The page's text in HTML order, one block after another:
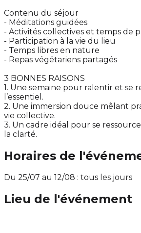
Contenu du séjour
- Méditations guidées
- Activités collectives et temps de
- Participation à la vie du lieu
- Temps libres en nature
- Repas végétariens partagés
3 BONNES RAISONS
1. Une semaine pour ralentir et se
l’essentiel.
2. Une immersion douce mêlant
vie collective.
3. Un cadre idéal pour se
la clarté.
Horaires de
Du 25/07 au 12/08 : tous les jours
Lieu de l'événement